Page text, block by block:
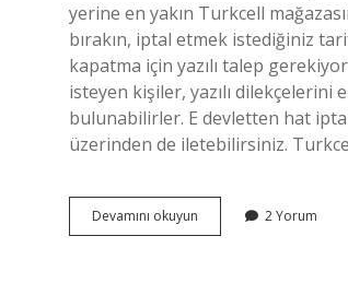
yerine en yakın Turkcell
bırakın, iptal etmek istediğiniz
kapatma için yazılı talep
isteyen kişiler, yazılı
bulunabilirler. E devletten hat
üzerinden de iletebilirsiniz.
Devamını okuyun Turkcellden
Nasıl
2 Yorum